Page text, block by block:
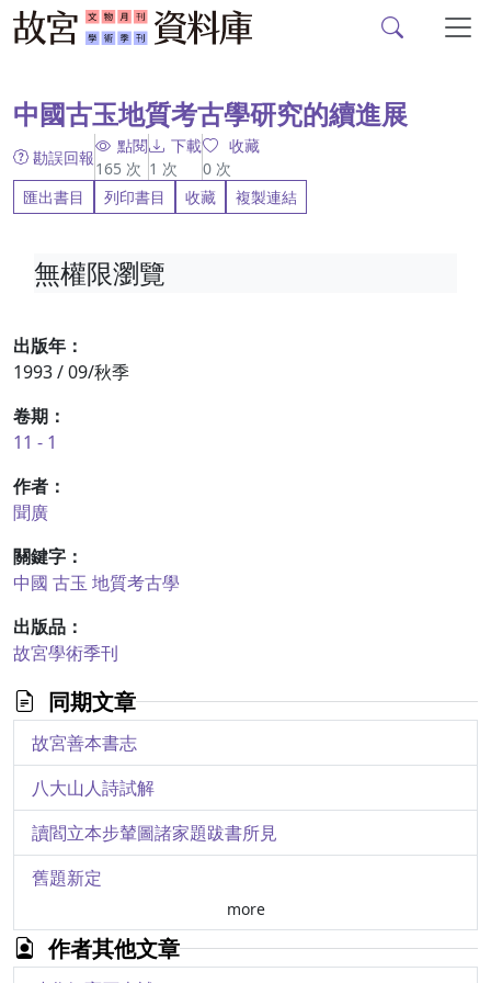
中國古玉地質考古學研究的續進展
勘誤回報
點閱
165 次
下載
1 次
收藏
0 次
匯出書目
列印書目 收藏 複製連結
出版年：
1993 / 09/秋季
卷期：
11 - 1
作者：
聞廣
關鍵字：
中國 古玉 地質考古學
出版品：
故宮學術季刊
同期文章
故宮善本書志
八大山人詩試解
讀閻立本步輦圖諸家題跋書所見
舊題新定
再論中國古文物（青銅禮器）
《故宮學術季刊》第一卷至第十卷著者索引
more
作者其他文章
無權限瀏覽